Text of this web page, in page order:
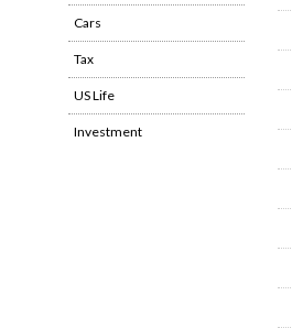
Cars
Tax
US Life
Investment